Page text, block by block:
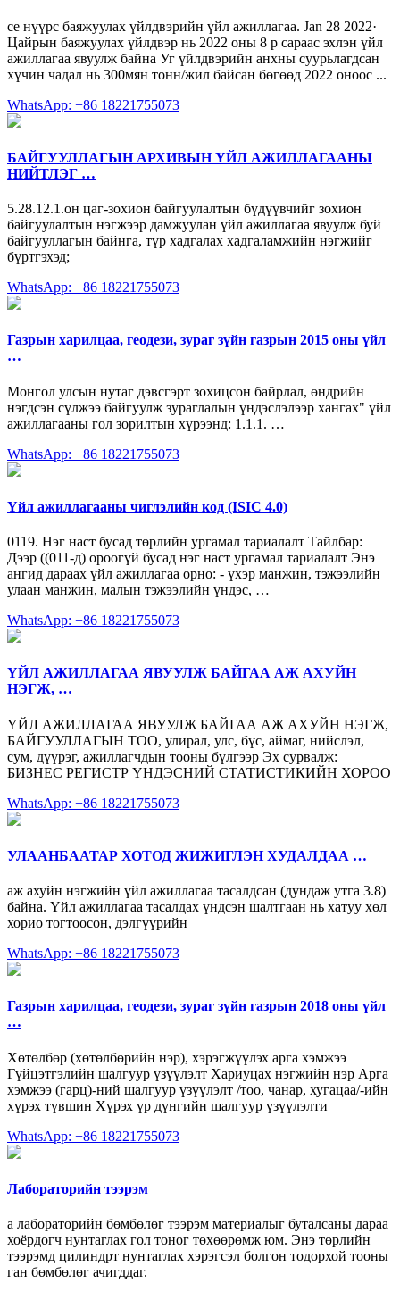
ce нүүрс баяжуулах үйлдвэрийн үйл ажиллагаа. Jan 28 2022·
Цайрын баяжуулах үйлдвэр нь 2022 оны 8 р сараас эхлэн үйл
ажиллагаа явуулж байна Уг үйлдвэрийн анхны суурьлагдсан
хүчин чадал нь 300мян тонн/жил байсан бөгөөд 2022 оноос ...
WhatsApp: +86 18221755073
БАЙГУУЛЛАГЫН АРХИВЫН ҮЙЛ АЖИЛЛАГААНЫ
НИЙТЛЭГ …
5.28.12.1.он цаг-зохион байгуулалтын бүдүүвчийг зохион
байгуулалтын нэгжээр дамжуулан үйл ажиллагаа явуулж буй
байгууллагын байнга, түр хадгалах хадгаламжийн нэгжийг
бүртгэхэд;
WhatsApp: +86 18221755073
Газрын харилцаа, геодези, зураг зүйн газрын 2015 оны үйл
…
Монгол улсын нутаг дэвсгэрт зохицсон байрлал, өндрийн
нэгдсэн сүлжээ байгуулж зураглалын үндэслэлээр хангах" үйл
ажиллагааны гол зорилтын хүрээнд: 1.1.1. …
WhatsApp: +86 18221755073
Үйл ажиллагааны чиглэлийн код (ISIC 4.0)
0119. Нэг наст бусад төрлийн ургамал тариалалт Тайлбар:
Дээр ((011-д) ороогүй бусад нэг наст ургамал тариалалт Энэ
ангид дараах үйл ажиллагаа орно: - үхэр манжин, тэжээлийн
улаан манжин, малын тэжээлийн үндэс, …
WhatsApp: +86 18221755073
ҮЙЛ АЖИЛЛАГАА ЯВУУЛЖ БАЙГАА АЖ АХУЙН
НЭГЖ, …
ҮЙЛ АЖИЛЛАГАА ЯВУУЛЖ БАЙГАА АЖ АХУЙН НЭГЖ,
БАЙГУУЛЛАГЫН ТОО, улирал, улс, бүс, аймаг, нийслэл,
сум, дүүрэг, ажиллагчдын тооны бүлгээр Эх сурвалж:
БИЗНЕС РЕГИСТР ҮНДЭСНИЙ СТАТИСТИКИЙН ХОРОО
WhatsApp: +86 18221755073
УЛААНБААТАР ХОТОД ЖИЖИГЛЭН ХУДАЛДАА …
аж ахуйн нэгжийн үйл ажиллагаа тасалдсан (дундаж утга 3.8)
байна. Үйл ажиллагаа тасалдах үндсэн шалтгаан нь хатуу хөл
хорио тогтоосон, дэлгүүрийн
WhatsApp: +86 18221755073
Газрын харилцаа, геодези, зураг зүйн газрын 2018 оны үйл
…
Хөтөлбөр (хөтөлбөрийн нэр), хэрэгжүүлэх арга хэмжээ
Гүйцэтгэлийн шалгуур үзүүлэлт Хариуцах нэгжийн нэр Арга
хэмжээ (гарц)-ний шалгуур үзүүлэлт /тоо, чанар, хугацаа/-ийн
хүрэх түвшин Хүрэх үр дүнгийн шалгуур үзүүлэлти
WhatsApp: +86 18221755073
Лабораторийн тээрэм
a лабораторийн бөмбөлөг тээрэм материалыг буталсаны дараа
хоёрдогч нунтаглах гол тоног төхөөрөмж юм. Энэ төрлийн
тээрэмд цилиндрт нунтаглах хэрэгсэл болгон тодорхой тооны
ган бөмбөлөг ачигддаг.